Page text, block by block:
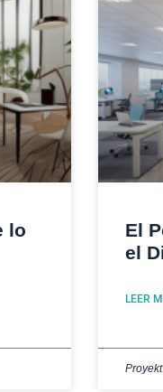
lo
El
el
LEER
Proyekt